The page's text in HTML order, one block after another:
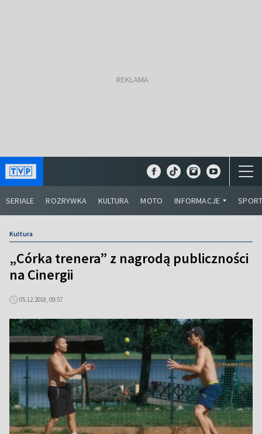
SERIALE ROZRYWKA KULTURA MOTO INFORMACJE
Kultura
„Córka trenera” z nagrodą publiczności
na Cinergii
05.12.2018, 09:57